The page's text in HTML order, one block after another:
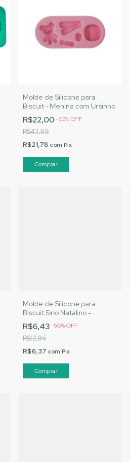
Molde de Silicone para
Biscuit - Menina com Ursinho
R$22,00-50%OFF
R$43,99
R$21,78 com Pix
Molde de Silicone para
Biscuit Sino Natalino -
MJ|Cód. 2050
R$6,43 -50%OFF
R$12,86
R$6,37 com Pix